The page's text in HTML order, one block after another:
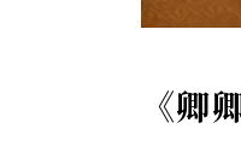
《卿